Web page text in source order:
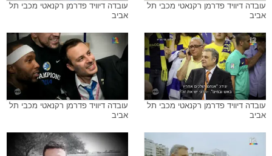
עובדה דיוויד פדרמן רקנאטי מכבי תל
אביב
עובדה דיוויד פדרמן רקנאטי מכבי תל
אביב
עובדה דיוויד פדרמן רקנאטי מכבי תל
אביב
עובדה דיוויד פדרמן רקנאטי מכבי תל
אביב